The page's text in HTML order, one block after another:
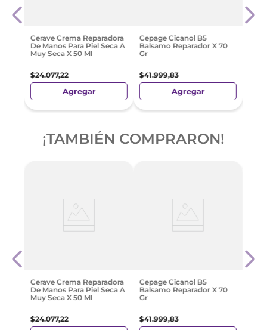
Cerave Crema Reparadora
De Manos Para Piel Seca A
Muy Seca X 50 Ml
$24.077,22
Agregar
Cepage Cicanol B5
Balsamo Reparador X 70
Gr
$41.999,83
Agregar
¡TAMBIÉN COMPRARON!
Cerave Crema Reparadora
De Manos Para Piel Seca A
Muy Seca X 50 Ml
$24.077,22
Cepage Cicanol B5
Balsamo Reparador X 70
Gr
$41.999,83